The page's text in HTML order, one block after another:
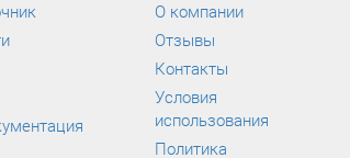
О компании
Отзывы
Контакты
Условия
использования
Политика